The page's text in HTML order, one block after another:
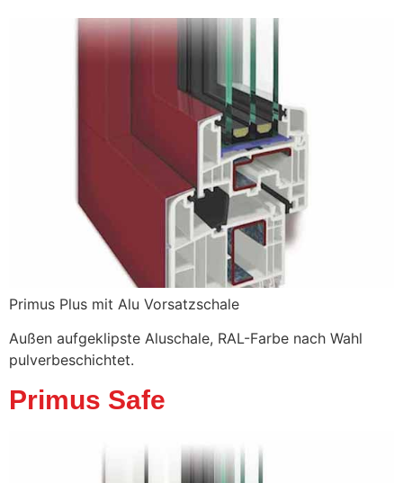
Primus Plus mit Alu Vorsatzschale
Außen aufgeklipste Aluschale, RAL-Farbe nach Wahl
pulverbeschichtet.
Primus Safe